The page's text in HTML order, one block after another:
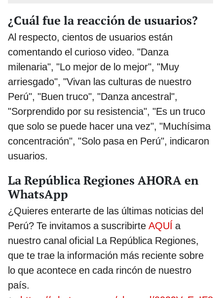
¿Cuál fue la reacción de usuarios?
Al respecto, cientos de usuarios están
comentando el curioso video. "Danza
milenaria", "Lo mejor de lo mejor", "Muy
arriesgado", "Vivan las culturas de nuestro
Perú", "Buen truco", "Danza ancestral",
"Sorprendido por su resistencia", "Es un truco
que solo se puede hacer una vez", "Muchísima
concentración", "Solo pasa en Perú", indicaron
usuarios.
La República Regiones AHORA en
WhatsApp
¿Quieres enterarte de las últimas noticias del
Perú? Te invitamos a suscribirte AQUÍ a
nuestro canal oficial La República Regiones,
que te trae la información más reciente sobre
lo que acontece en cada rincón de nuestro
país.